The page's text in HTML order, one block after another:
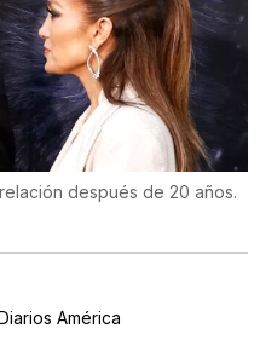
después de 20 años.
América